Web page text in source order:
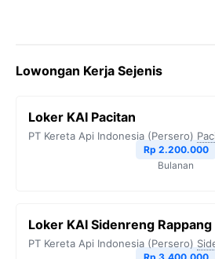
Lowongan Kerja Sejenis
Loker KAI Pacitan
PT Kereta Api Indonesia (Persero)
Rp 2.200.000
Bulanan
Loker KAI Sidenreng Rappang
PT Kereta Api Indonesia (Persero)